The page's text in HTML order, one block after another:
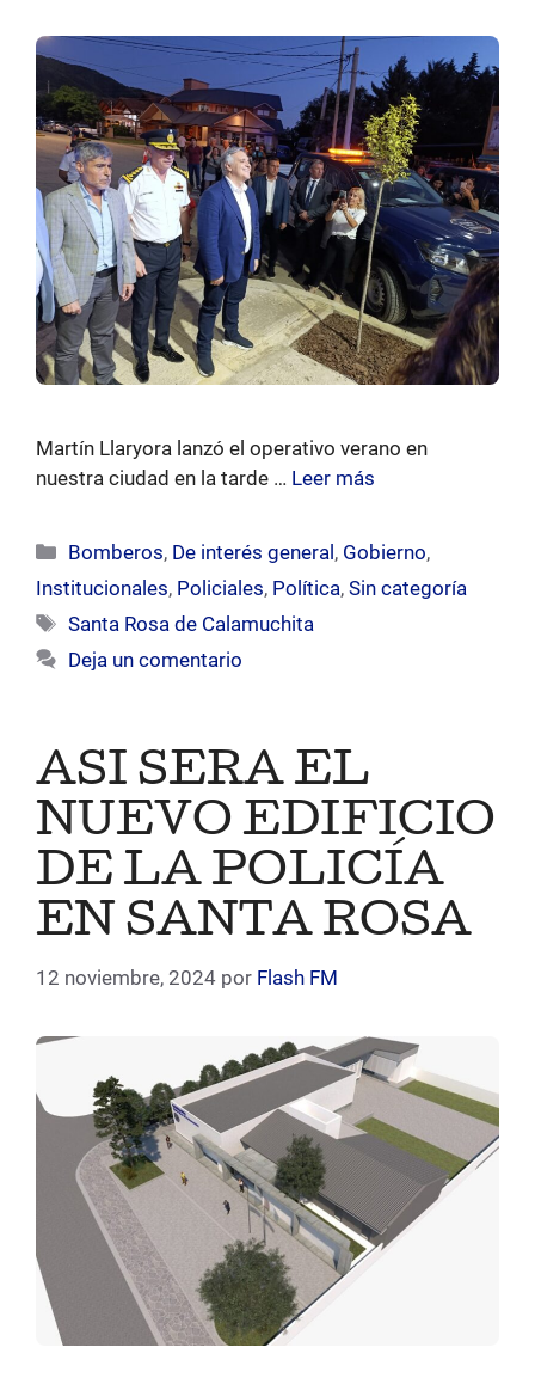
Martín Llaryora lanzó el operativo verano en
nuestra ciudad en la tarde … Leer más
Categorías
Bomberos, De interés general, Gobierno,
Institucionales, Policiales, Política, Sin categoría
Etiquetas
Santa Rosa de Calamuchita
Deja un comentario
ASI SERA EL
NUEVO EDIFICIO
DE LA POLICÍA
EN SANTA ROSA
12 noviembre, 2024 por Flash FM